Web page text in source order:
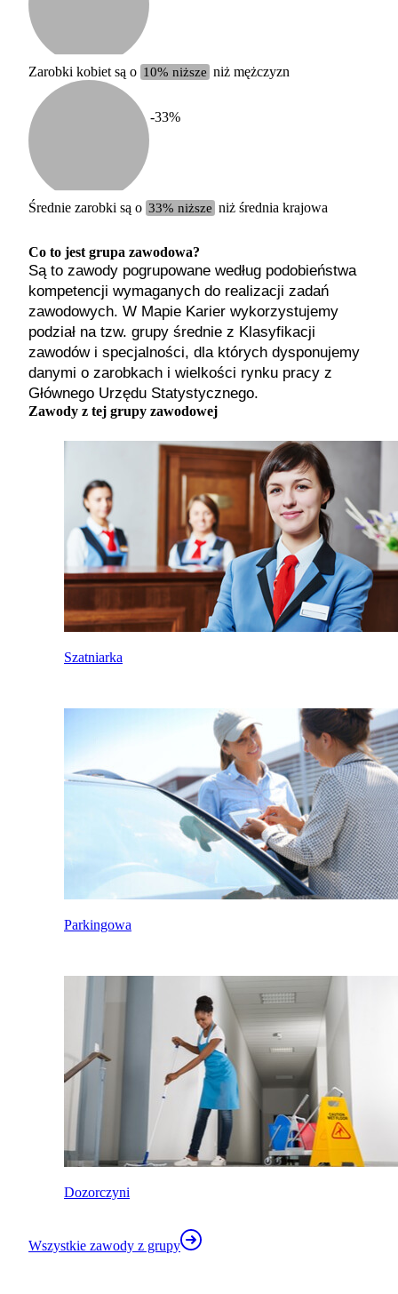
średnie
Zarobki kobiet są o 10% niższe niż mężczyzn
-33%
Średnie zarobki są o 33% niższe niż średnia krajowa
Co to jest grupa zawodowa?
Są to zawody pogrupowane według podobieństwa
kompetencji wymaganych do realizacji zadań
zawodowych. W Mapie Karier wykorzystujemy
podział na tzw. grupy średnie z Klasyfikacji
zawodów i specjalności, dla których dysponujemy
danymi o zarobkach i wielkości rynku pracy z
Głównego Urzędu Statystycznego.
Zawody z tej grupy zawodowej
Szatniarka
Parkingowa
Dozorczyni
Wszystkie zawody z grupy